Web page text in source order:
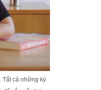
Tất cả những ký